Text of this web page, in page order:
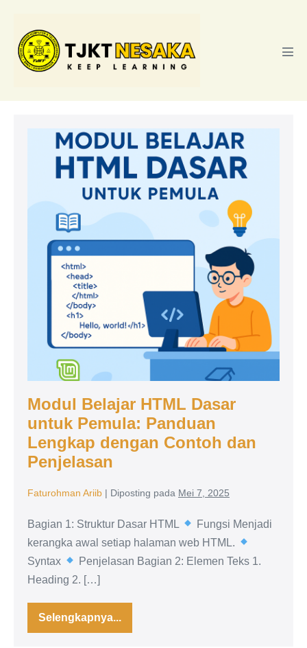
konten
Modul
Belajar
Pemula:
Panduan
Lengkap
Penjelasan
Modul Belajar HTML Dasar
untuk Pemula: Panduan
Lengkap dengan Contoh dan
Penjelasan
Faturohman Ariib | Diposting pada Mei 7, 2025
Bagian 1: Struktur Dasar HTML
Fungsi Menjadi
kerangka awal setiap halaman web HTML.
Syntax
Penjelasan Bagian 2: Elemen Teks 1.
Heading 2. […]
Selengkapnya...
Modul
Belajar